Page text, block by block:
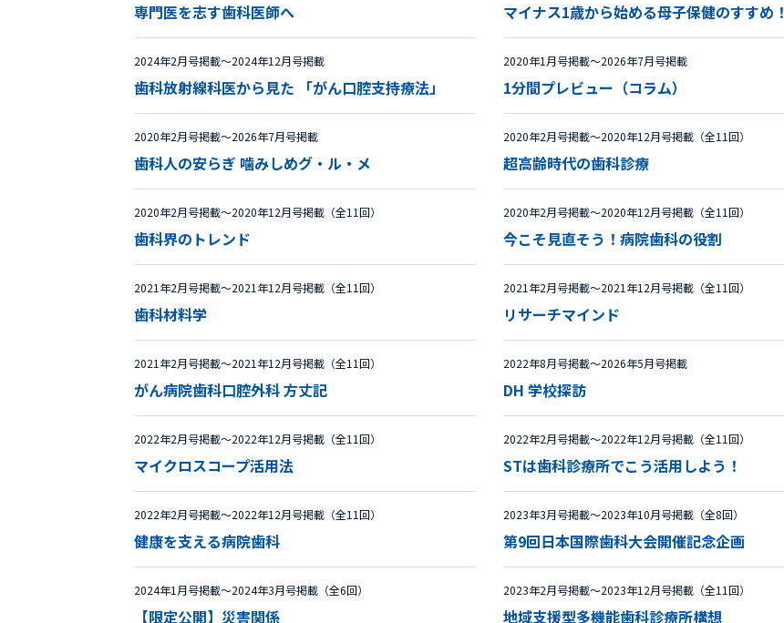
専門医を志す歯科医師へ マイナス1歳から始める母子保健のすすめ！
2024年2月号掲載〜2024年12月号掲載
歯科放射線科医から見た 「がん口腔支持療法」
2020年1月号掲載〜2026年7月号掲載
1分間プレビュー（コラム）
2020年2月号掲載〜2026年7月号掲載
歯科人の安らぎ 噛みしめグ・ル・メ
2020年2月号掲載〜2020年12月号掲載（全11回）
超高齢時代の歯科診療
2020年2月号掲載〜2020年12月号掲載（全11回）
歯科界のトレンド
2020年2月号掲載〜2020年12月号掲載（全11回）
今こそ見直そう！病院歯科の役割
2021年2月号掲載〜2021年12月号掲載（全11回）
歯科材料学
2021年2月号掲載〜2021年12月号掲載（全11回）
リサーチマインド
2021年2月号掲載〜2021年12月号掲載（全11回）
がん病院歯科口腔外科 方丈記
2022年8月号掲載〜2026年5月号掲載
DH 学校探訪
2022年2月号掲載〜2022年12月号掲載（全11回）
マイクロスコープ活用法
2022年2月号掲載〜2022年12月号掲載（全11回）
STは歯科診療所でこう活用しよう！
2022年2月号掲載〜2022年12月号掲載（全11回）
健康を支える病院歯科
2023年3月号掲載〜2023年10月号掲載（全8回）
第9回日本国際歯科大会開催記念企画
2024年1月号掲載〜2024年3月号掲載（全6回）
【限定公開】災害関係
2023年2月号掲載〜2023年12月号掲載（全11回）
地域支援型多機能歯科診療所構想